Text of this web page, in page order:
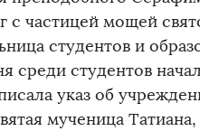
с частицей мощей
студентов и
среди студентов
указ об
мученица